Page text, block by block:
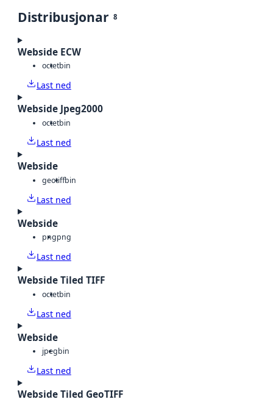
Distribusjonar 8
Webside ECW
octetbin
Last ned
Webside Jpeg2000
octetbin
Last ned
Webside
geotiffbin
Last ned
Webside
pngpng
Last ned
Webside Tiled TIFF
octetbin
Last ned
Webside
jpegbin
Last ned
Webside Tiled GeoTIFF